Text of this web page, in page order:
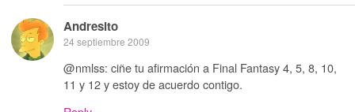
Andresito
24 septiembre 2009
@nmlss: ciñe tu afirmación a Final Fantasy 4, 5, 8, 10,
11 y 12 y estoy de acuerdo contigo.